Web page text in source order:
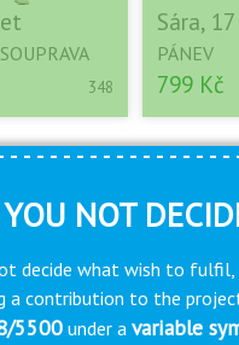
348
Sára,
PÁNEV
799 Kč
NOT
decide what wish to fulfil,
a contribution to the
5500under a variable